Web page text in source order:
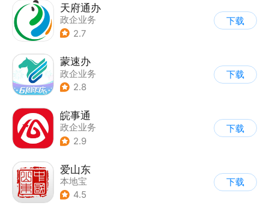
天府通办
政企业务
2.7
下载
蒙速办
政企业务
2.8
下载
皖事通
政企业务
2.9
下载
爱山东
本地宝
4.5
下载